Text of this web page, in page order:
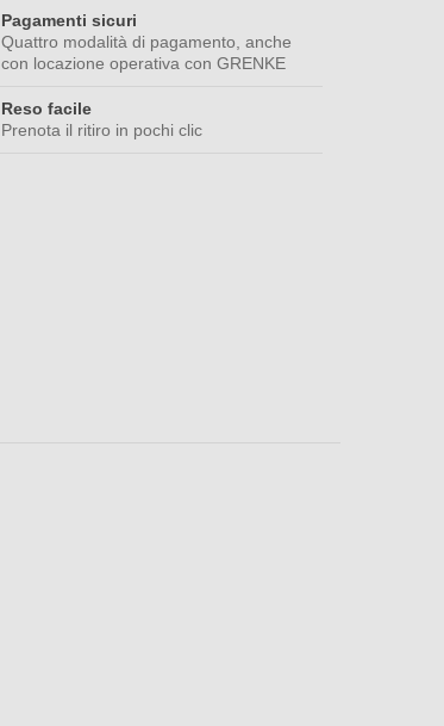
Pagamenti sicuri
Quattro modalità di pagamento, anche
con locazione operativa con GRENKE
Reso facile
Prenota il ritiro in pochi clic